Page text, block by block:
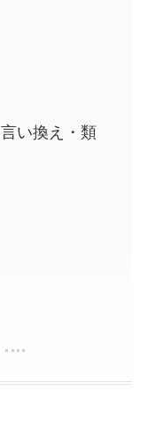
い換え・類